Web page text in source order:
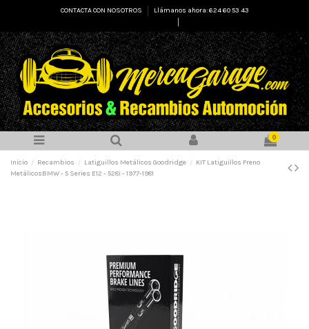
CONTACTA CON NOSOTROS
Llámanos ahora: 624 60 53 43
0
Inicio Recambios Latiguillos Metálicos Goodridge
KIT Latiguillos Freno
MetálicosBMW - 5 Series E12 - 528i - 1977-1981